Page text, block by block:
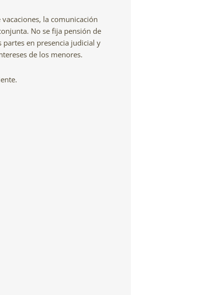
la comunicación
No se fija pensión de
en presencia judicial y
de los menores.